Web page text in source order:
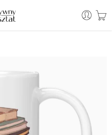
530 933 786